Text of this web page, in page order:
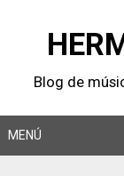
contenido
Blog de
MENÚ